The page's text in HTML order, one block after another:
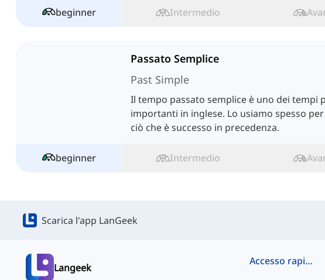
beginner Intermedio
Passato Semplice
Past Simple
Il tempo passato semplice è uno dei tempi
importanti in inglese. Lo usiamo spesso
ciò che è successo in precedenza.
beginner Intermedio
Scarica l'app LanGeek
Langeek
Accesso rapido